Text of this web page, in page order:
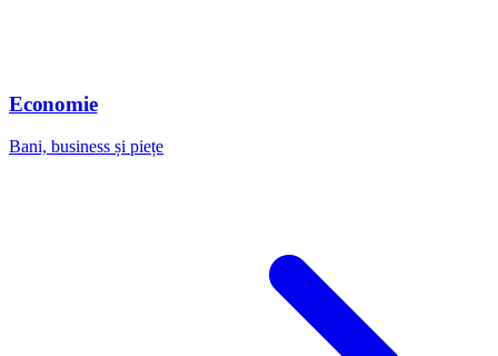
Economie
Bani, business și piețe